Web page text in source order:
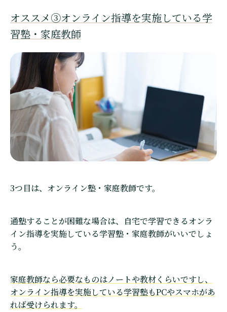
オススメ③オンライン指導を実施している学
習塾・家庭教師
3つ目は、オンライン塾・家庭教師です。
通塾することが困難な場合は、自宅で学習できるオンラ
イン指導を実施している学習塾・家庭教師がいいでしょ
う。
家庭教師なら必要なものはノートや教材くらいですし、
オンライン指導を実施している学習塾もPCやスマホがあ
れば受けられます。